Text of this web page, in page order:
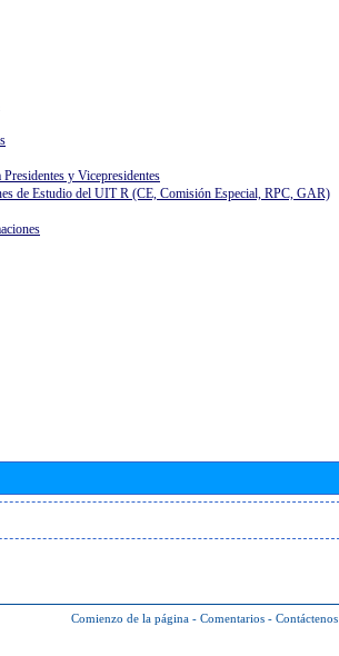
Presidentes y Vicepresidentes
de Estudio del UIT R (CE, Comisión Especial, RPC, GAR)
Comienzo de la página - Comentarios - Contáctenos